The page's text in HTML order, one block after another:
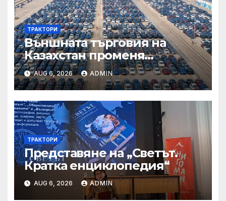
ТРАКТОРИ
Външната търговия на
Казахстан променя
структурата си – шест
тенденции
AUG 6, 2026 ADMIN
ТРАКТОРИ
Представяне на „Светът.
Кратка енциклопедия“
AUG 6, 2026 ADMIN